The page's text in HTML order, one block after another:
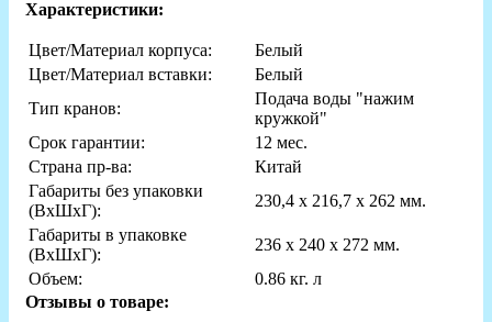
Характеристики:
Цвет/Материал корпуса:
Белый
Цвет/Материал вставки:
Белый
Тип кранов:
Подача воды "нажим
кружкой"
Срок гарантии:
12 мес.
Страна пр-ва:
Китай
Габариты без упаковки
(ВxШxГ):
230,4 х 216,7 х 262 мм.
Габариты в упаковке
(ВxШxГ):
236 х 240 х 272 мм.
Объем:
0.86 кг. л
Отзывы о товаре: